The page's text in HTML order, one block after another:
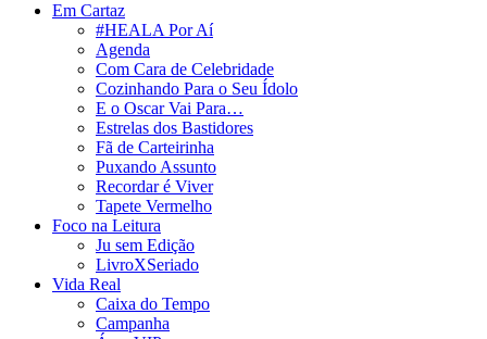
Em Cartaz
#HEALA Por Aí
Agenda
Com Cara de Celebridade
Cozinhando Para o Seu Ídolo
E o Oscar Vai Para…
Estrelas dos Bastidores
Fã de Carteirinha
Puxando Assunto
Recordar é Viver
Tapete Vermelho
Foco na Leitura
Ju sem Edição
LivroXSeriado
Vida Real
Caixa do Tempo
Campanha